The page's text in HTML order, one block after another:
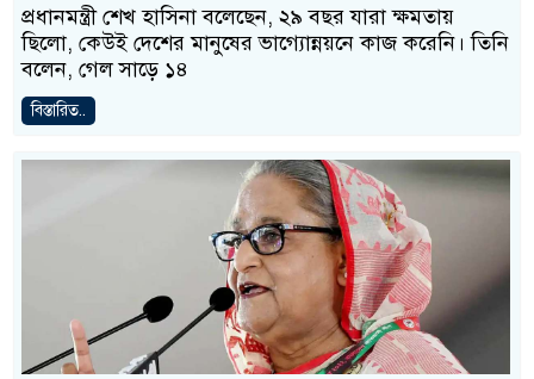
প্রধানমন্ত্রী শেখ হাসিনা বলেছেন, ২৯ বছর যারা ক্ষমতায়
ছিলো, কেউই দেশের মানুষের ভাগ্যোন্নয়নে কাজ করেনি। তিনি
বলেন, গেল সাড়ে ১৪
বিস্তারিত..